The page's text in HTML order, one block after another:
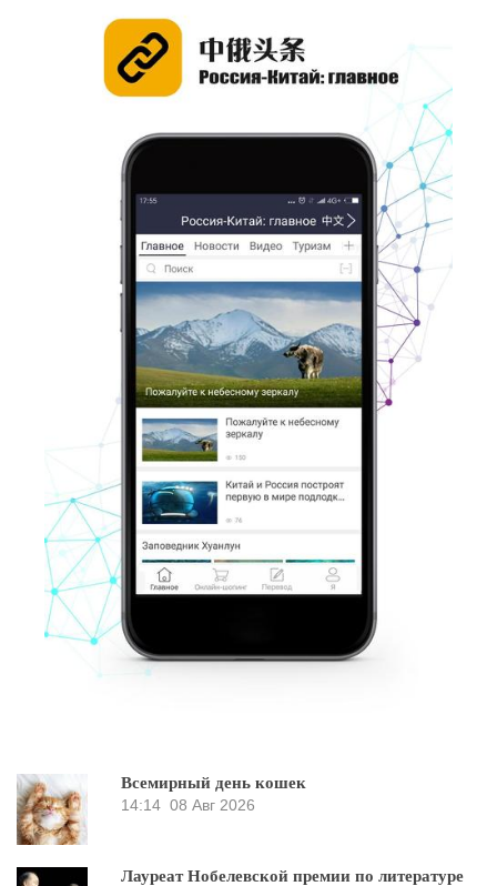
Всемирный день кошек
14:14 08 Авг 2026
Лауреат Нобелевской премии по литературе